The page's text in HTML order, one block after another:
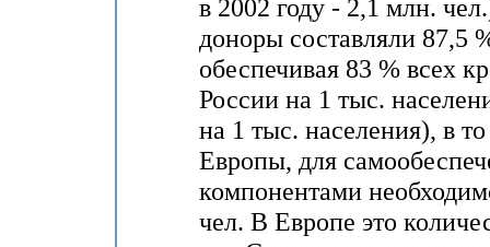
в 2002 году - 2,1 млн.
доноры составляли 87,5
обеспечивая 83 % всех
России на 1 тыс.
на 1 тыс. населения), в
Европы, для
компонентами
чел. В Европе это